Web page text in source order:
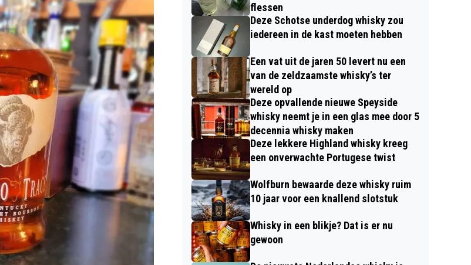
flessen
Deze Schotse underdog whisky zou
iedereen in de kast moeten hebben
Een vat uit de jaren 50 levert nu een
van de zeldzaamste whisky’s ter
wereld op
Deze opvallende nieuwe Speyside
whisky neemt je in een glas mee door 5
decennia whisky maken
Deze lekkere Highland whisky kreeg
een onverwachte Portugese twist
Wolfburn bewaarde deze whisky ruim
10 jaar voor een knallend slotstuk
Whisky in een blikje? Dat is er nu
gewoon